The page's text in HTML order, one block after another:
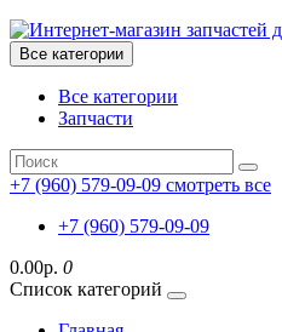
Все категории
Все категории
Запчасти
+7 (960) 579-09-09 смотреть все
+7 (960) 579-09-09
0.00р. 0
Список категорий